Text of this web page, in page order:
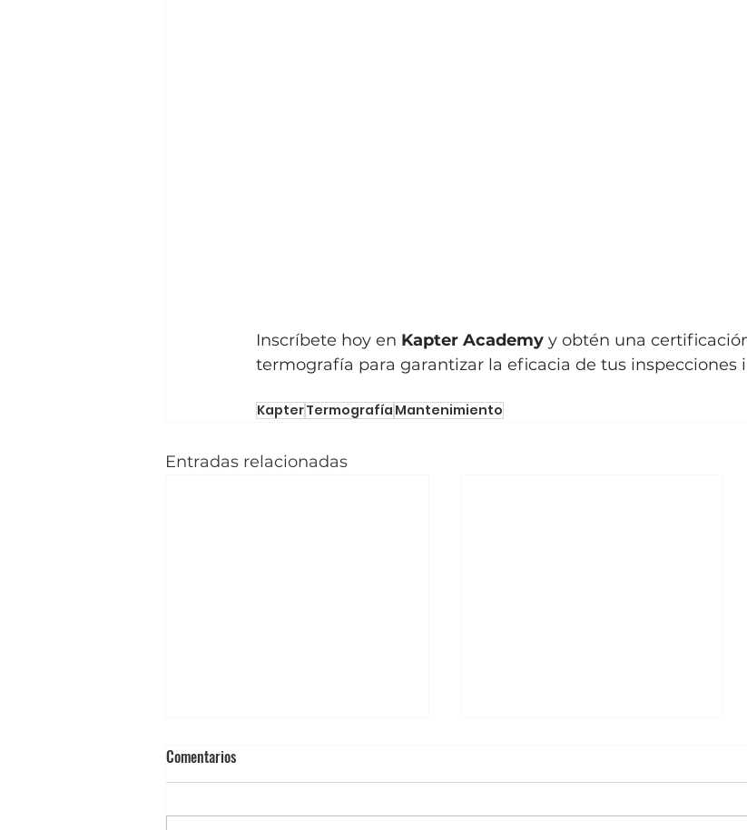
Inscríbete hoy en Kapter Academy y obtén una
termografía para garantizar la eficacia de tus inspecciones
KapterTermografía Mantenimiento
Entradas relacionadas
Certificación en Termografía: Qué
cumple
Comentarios